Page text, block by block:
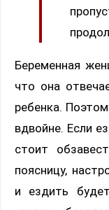
Беременная
что она
ребенка.
вдвойне. Если
стоит
поясницу,
и ездить